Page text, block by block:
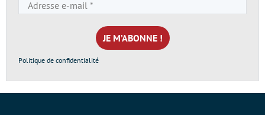
e-
mail
*
Politique de confidentialité